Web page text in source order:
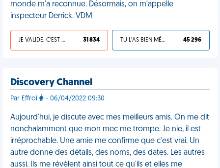
monde m'a reconnue. Désormais, on m'appelle
inspecteur Derrick. VDM
JE VALIDE, C'EST UNE VDM 31 834 TU L'AS BIEN MÉRITÉ 45 296
Discovery Channel
Par Effroi - 06/04/2022 09:30
Aujourd'hui, je discute avec mes meilleurs amis. On me dit
nonchalamment que mon mec me trompe. Je nie, il est
irréprochable. Une amie me confirme que c'est vrai. Un
autre donne des détails, des noms, des dates. Les autres
aussi. Ils me révèlent ainsi tout ce qu'ils et elles me